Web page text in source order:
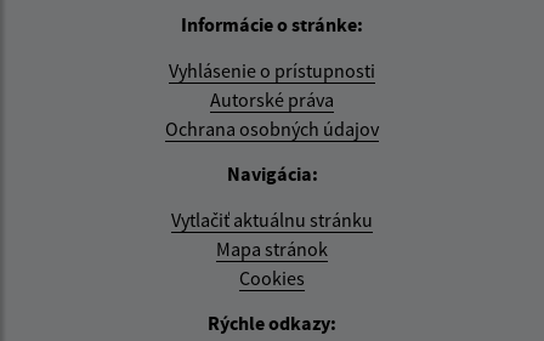
Informácie o stránke:
Vyhlásenie o prístupnosti
Autorské práva
Ochrana osobných údajov
Navigácia:
Vytlačiť aktuálnu stránku
Mapa stránok
Cookies
Rýchle odkazy: